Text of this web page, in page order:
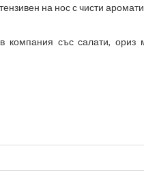
на нос с чисти
компания със салати,